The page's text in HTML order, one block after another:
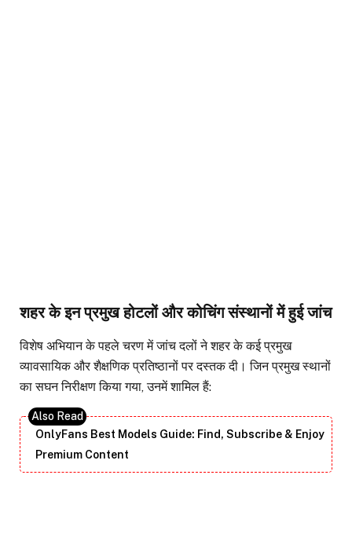
शहर के इन प्रमुख होटलों और कोचिंग संस्थानों में हुई जांच
विशेष अभियान के पहले चरण में जांच दलों ने शहर के कई प्रमुख
व्यावसायिक और शैक्षणिक प्रतिष्ठानों पर दस्तक दी। जिन प्रमुख स्थानों
का सघन निरीक्षण किया गया, उनमें शामिल हैं:
OnlyFans Best Models Guide: Find, Subscribe & Enjoy
Premium Content